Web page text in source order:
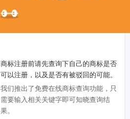
商标注册前请先查询下自己的商标是否
可以注册，以及是否有被驳回的可能。
我们推出了免费在线商标查询功能，只
需要输入相关关键字即可知晓查询结
果。